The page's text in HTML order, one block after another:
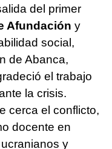
del primer
Afundación y
social,
de Abanca,
el trabajo
la crisis.
cerca el conflicto,
docente en
y